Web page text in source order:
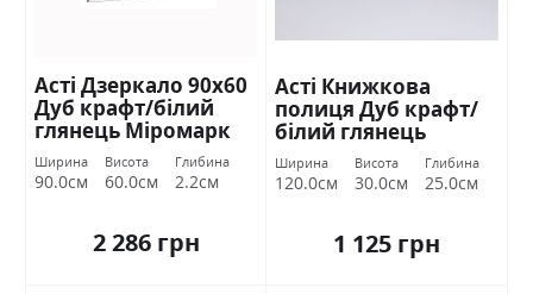
Асті Дзеркало 90х60
Дуб крафт/білий
глянець Міромарк
Ширина
90.0см
Висота
60.0см
Глибина
2.2см
2 286 грн
Асті Книжкова
полиця Дуб крафт/
білий глянець
Міромарк
Ширина
120.0см
Висота
30.0см
Глибина
25.0см
1 125 грн